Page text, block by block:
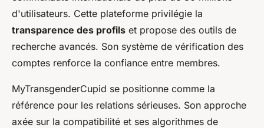
d'utilisateurs. Cette plateforme privilégie la
transparence des profils et propose des outils de
recherche avancés. Son système de vérification des
comptes renforce la confiance entre membres.
MyTransgenderCupid se positionne comme la
référence pour les relations sérieuses. Son approche
axée sur la compatibilité et ses algorithmes de